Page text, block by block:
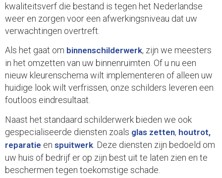
kwaliteitsverf die bestand is tegen het Nederlandse
weer en zorgen voor een afwerkingsniveau dat uw
verwachtingen overtreft.
Als het gaat om binnenschilderwerk, zijn we meesters
in het omzetten van uw binnenruimten. Of u nu een
nieuw kleurenschema wilt implementeren of alleen uw
huidige look wilt verfrissen, onze schilders leveren een
foutloos eindresultaat.
Naast het standaard schilderwerk bieden we ook
gespecialiseerde diensten zoals glas zetten, houtrot,
reparatie en spuitwerk . Deze diensten zijn bedoeld om
uw huis of bedrijf er op zijn best uit te laten zien en te
beschermen tegen toekomstige schade.